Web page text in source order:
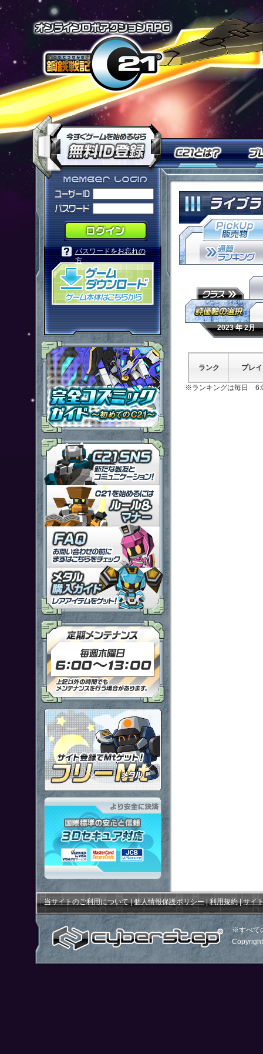
オンライン
Ｃ２１
今すぐ「鋼鉄戦記Ｃ２１」
「鋼鉄戦記Ｃ２１」メンバーロ
パスワードをお忘れの
方
「鋼鉄戦記Ｃ２１」ゲームダウン
2023 年 2月
ランク プレ
※ランキングは毎日
「鋼鉄戦記Ｃ２１」ＳＮＳ
メタル購入ガイドはこちらから
ポイント感覚で有料通貨をゲッ
当サイトのご利用について| 個人情報保護ポリシー| 利用規約| サイ
※すべて